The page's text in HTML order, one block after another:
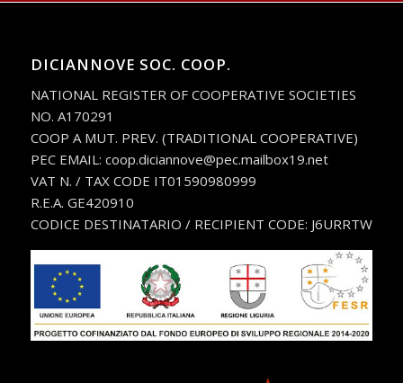
DICIANNOVE SOC. COOP.
NATIONAL REGISTER OF COOPERATIVE SOCIETIES
NO. A170291
COOP A MUT. PREV. (TRADITIONAL COOPERATIVE)
PEC EMAIL: coop.diciannove@pec.mailbox19.net
VAT N. / TAX CODE IT01590980999
R.E.A. GE420910
CODICE DESTINATARIO / RECIPIENT CODE: J6URRTW